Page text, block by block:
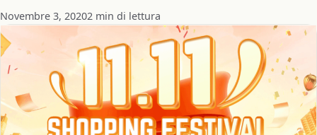
Novembre 3, 20202 min di lettura